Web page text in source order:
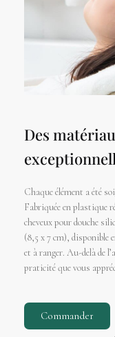
Des
Chaque élément a été
Fabriquée en plastique
cheveux pour douche
(8,5 x 7 cm), disponible
et à ranger. Au-delà de
praticité que vous
Commander